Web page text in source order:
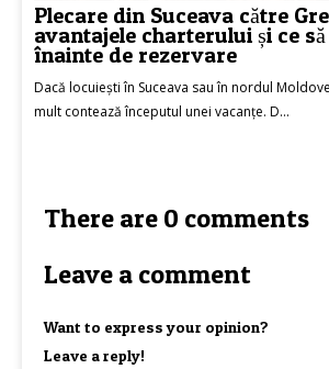
Plecare din Suceava către
avantajele charterului și ce
înainte de rezervare
Dacă locuiești în Suceava sau în nordul
mult contează începutul unei vacanțe. D...
There are 0 comments
Leave a comment
Want to express your opinion?
Leave a reply!